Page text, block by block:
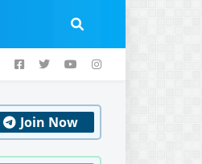
Join Now